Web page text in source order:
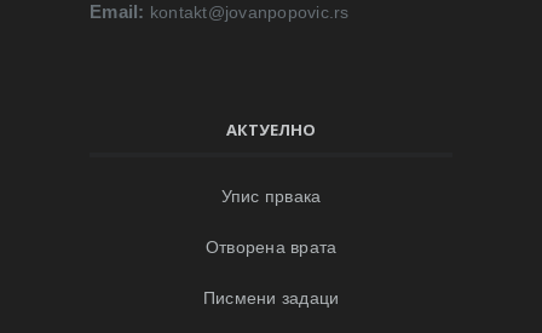
Email: kontakt@jovanpopovic.rs
АКТУЕЛНО
Упис првака
Отворена врата
Писмени задаци